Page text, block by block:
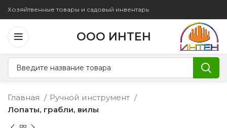
Хозяйтвенные товары и садовый инвентарь
ООО ИНТЕН
Главная
Ручной инструмент
Лопаты, грабли, вилы